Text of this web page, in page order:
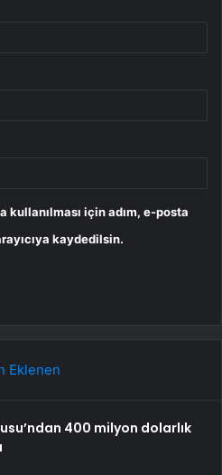
kullanılması için adım, e-posta
kaydedilsin.
Eklenen
400 milyon dolarlık